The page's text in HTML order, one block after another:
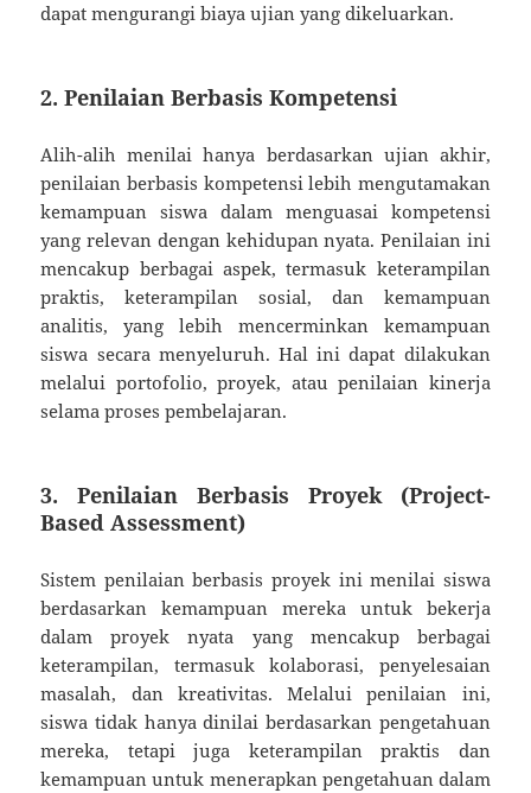
dapat mengurangi biaya ujian yang dikeluarkan.
2. Penilaian Berbasis Kompetensi
Alih-alih menilai hanya berdasarkan ujian akhir,
penilaian berbasis kompetensi lebih mengutamakan
kemampuan siswa dalam menguasai kompetensi
yang relevan dengan kehidupan nyata. Penilaian ini
mencakup berbagai aspek, termasuk keterampilan
praktis, keterampilan sosial, dan kemampuan
analitis, yang lebih mencerminkan kemampuan
siswa secara menyeluruh. Hal ini dapat dilakukan
melalui portofolio, proyek, atau penilaian kinerja
selama proses pembelajaran.
3. Penilaian Berbasis Proyek (Project-
Based Assessment)
Sistem penilaian berbasis proyek ini menilai siswa
berdasarkan kemampuan mereka untuk bekerja
dalam proyek nyata yang mencakup berbagai
keterampilan, termasuk kolaborasi, penyelesaian
masalah, dan kreativitas. Melalui penilaian ini,
siswa tidak hanya dinilai berdasarkan pengetahuan
mereka, tetapi juga keterampilan praktis dan
kemampuan untuk menerapkan pengetahuan dalam